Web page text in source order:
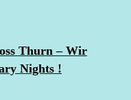
Thurn – Wir
Nights !